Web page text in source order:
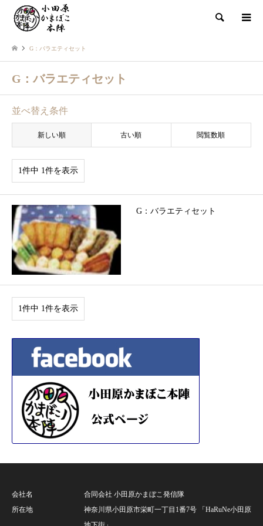
検索
G：バラエティセット
G：バラエティセット
並べ替え条件
新しい順 古い順 閲覧数順
1件中 1件を表示
G：バラエティセット
1件中 1件を表示
会社名
合同会社 小田原かまぼこ発信隊
所在地
神奈川県小田原市栄町一丁目1番7号 「HaRuNe小田原